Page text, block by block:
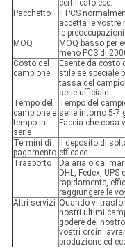
certificato ecc.
Pacchetto
Il PCS
accetta le vostre
le preoccupazioni.
MOQ
MOQ basso per
meno PCS di
Costo del
campione
Esente da costo
stile se speciale
tassa del
serie ufficiale.
Tempo del
campione e
tempo in
serie
Tempo del
serie intorno 5-7
Faccia che cosa
Termini di
pagamento
Il deposito di
efficace.
Trasporto
Da aria o dal
DHL, Fedex,
rapidamente,
raggiungere le
Altri servizi Quando vi
nostri ultimi
godere del
vostri ordini
produzione ed